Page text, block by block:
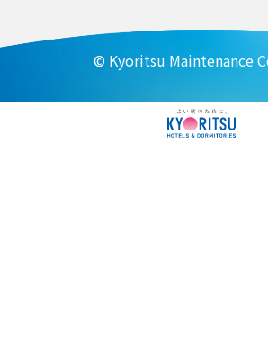
© Kyoritsu Maintenance